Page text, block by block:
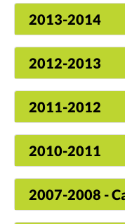
2013-2014
2012-2013
2011-2012
2010-2011
2007-2008 -